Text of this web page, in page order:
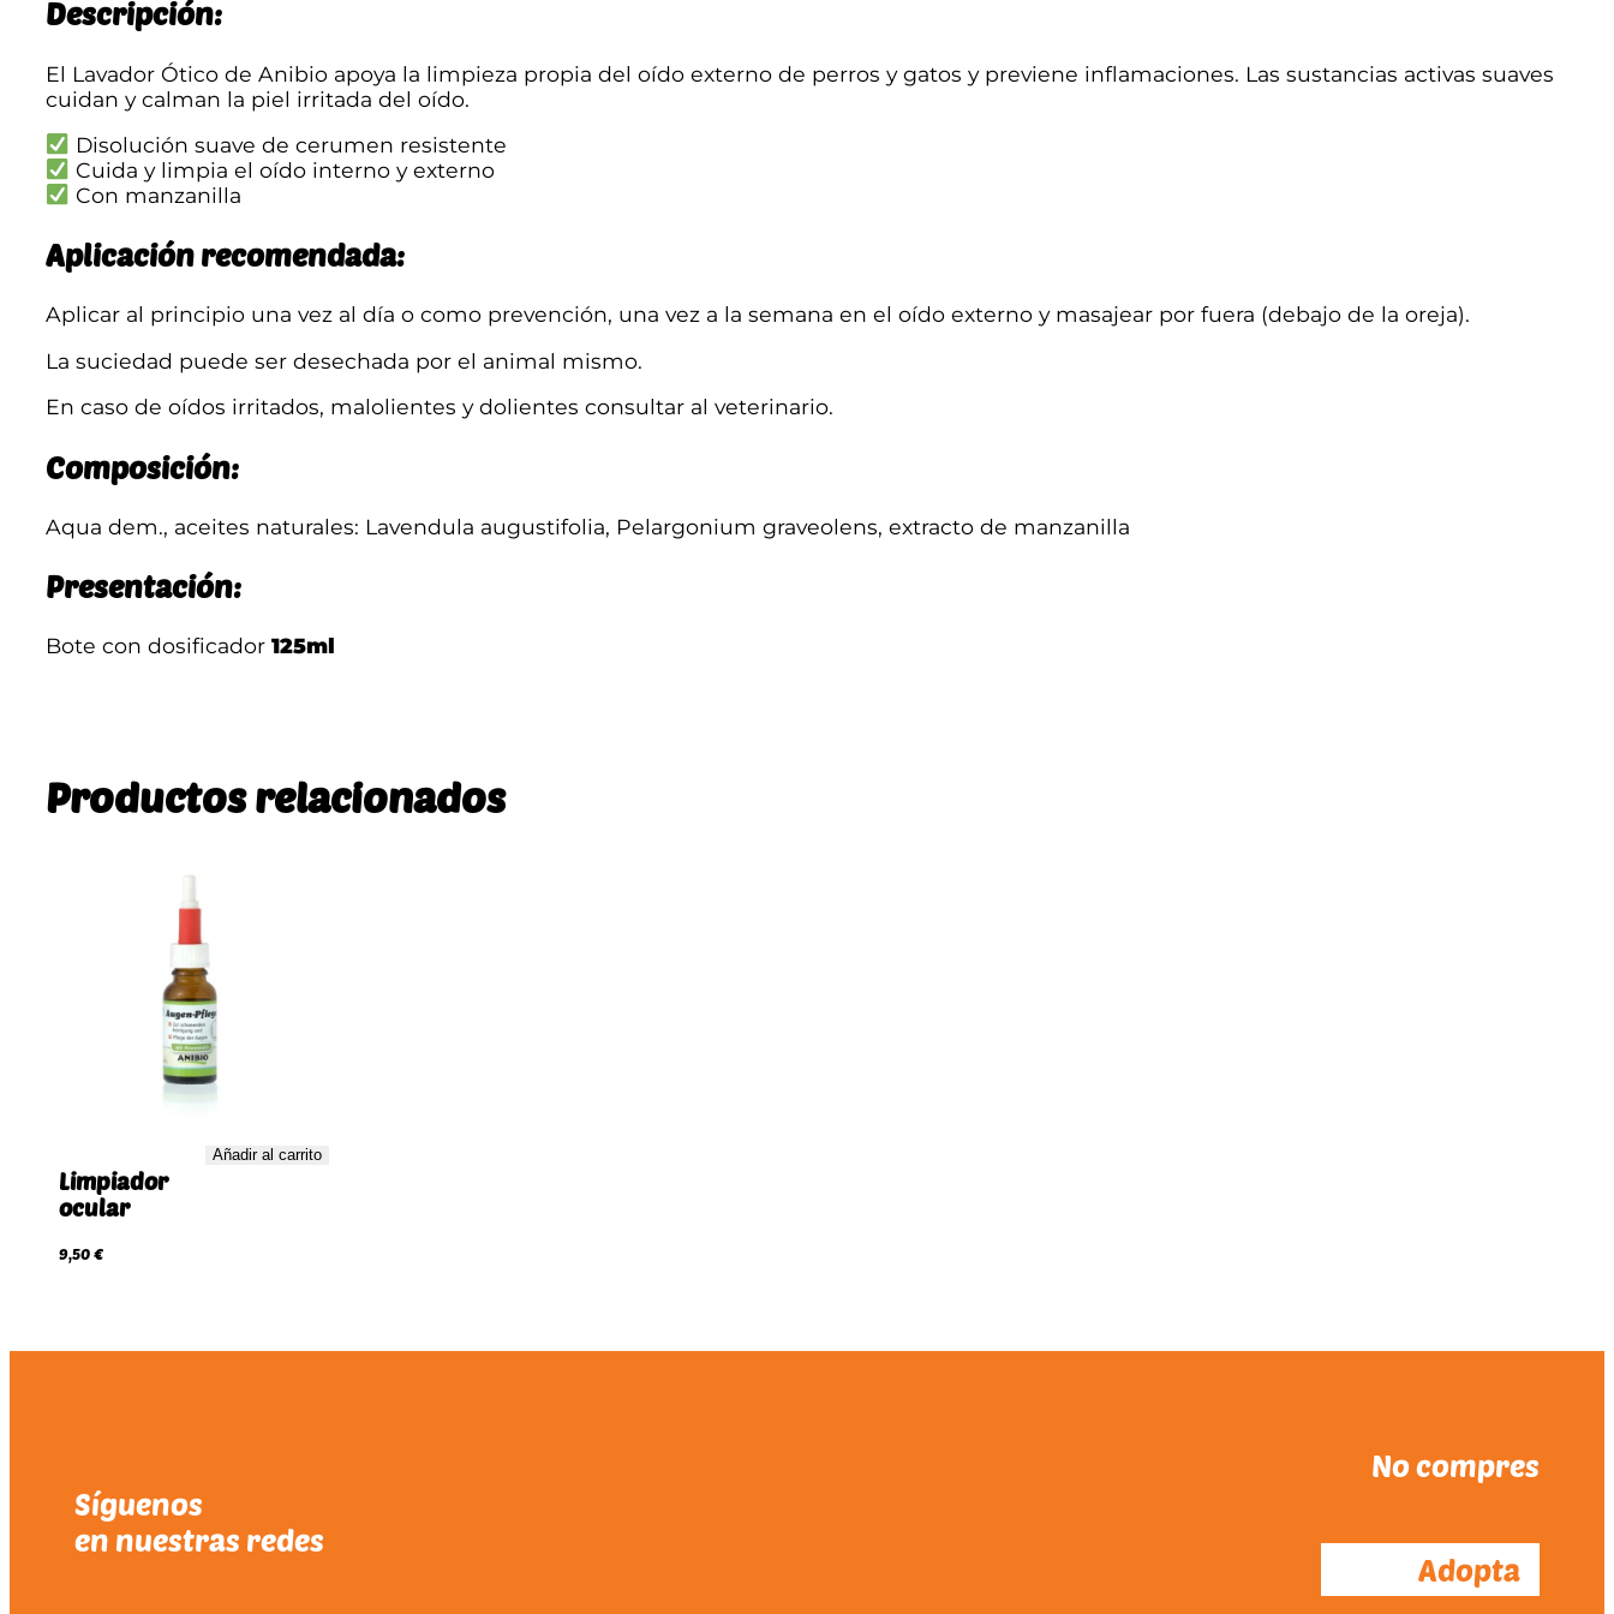
Descripción:
El Lavador Ótico de Anibio apoya la limpieza propia del oído externo de perros y gatos y previene inflamaciones. Las sustancias activas suaves
cuidan y calman la piel irritada del oído.
Disolución suave de cerumen resistente
Cuida y limpia el oído interno y externo
Con manzanilla
Aplicación recomendada:
Aplicar al principio una vez al día o como prevención, una vez a la semana en el oído externo y masajear por fuera (debajo de la oreja).
La suciedad puede ser desechada por el animal mismo.
En caso de oídos irritados, malolientes y dolientes consultar al veterinario.
Composición:
Aqua dem., aceites naturales: Lavendula augustifolia, Pelargonium graveolens, extracto de manzanilla
Presentación:
Bote con dosificador 125ml
Productos relacionados
Limpiador
ocular
9,50€
Añadir al carrito
Síguenos
en nuestras redes
No compres
Adopta